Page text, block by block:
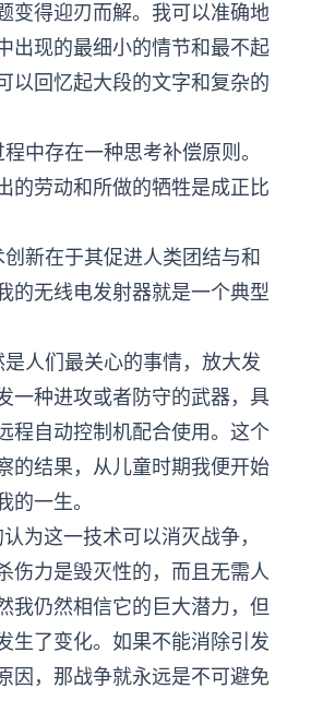
变得迎刃而解。我可以准确地
出现的最细小的情节和最不起
以回忆起大段的文字和复杂的
中存在一种思考补偿原则。
的劳动和所做的牺牲是成正比
新在于其促进人类团结与和
的无线电发射器就是一个典型
人们最关心的事情，放大发
一种进攻或者防守的武器，具
程自动控制机配合使用。这个
的结果，从儿童时期我便开始
的一生。
为这一技术可以消灭战争，
伤力是毁灭性的，而且无需人
我仍然相信它的巨大潜力，但
生了变化。如果不能消除引发
因，那战争就永远是不可避免